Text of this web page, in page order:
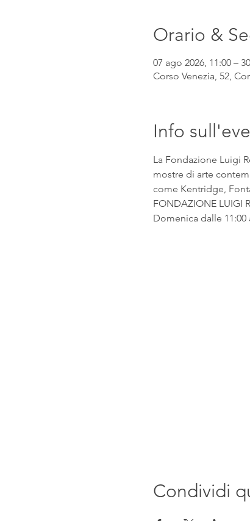
Orario &
07 ago 2026, 11:00 –
Corso Venezia, 52,
Info
La Fondazione Luigi
mostre di arte
come Kentridge,
FONDAZIONE LUIGI
Domenica dalle 11:00
Condividi